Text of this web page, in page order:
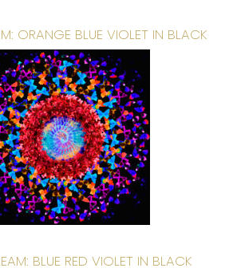
ORANGE BLUE VIOLET IN BLACK
BLUE RED VIOLET IN BLACK